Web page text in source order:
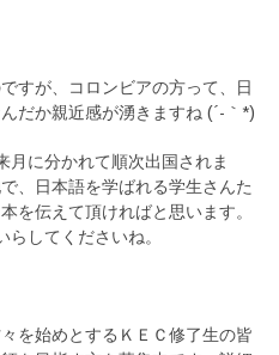
すが、コロンビアの方って、日
だか親近感が湧きますね (´-｀*)
月に分かれて順次出国されま
、日本語を学ばれる学生さんた
を伝えて頂ければと思います。
してくださいね。
を始めとするＫＥＣ修了生の皆